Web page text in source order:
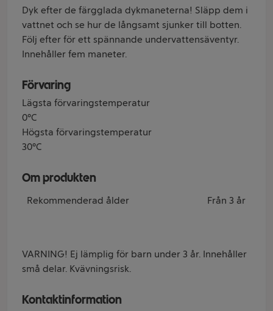
Dyk efter de färgglada dykmaneterna! Släpp dem i
vattnet och se hur de långsamt sjunker till botten.
Följ efter för ett spännande undervattensäventyr.
Innehåller fem maneter.
Förvaring
Lägsta förvaringstemperatur
0°C
Högsta förvaringstemperatur
30°C
Om produkten
Rekommenderad ålder Från 3 år
VARNING! Ej lämplig för barn under 3 år. Innehåller
små delar. Kvävningsrisk.
Kontaktinformation